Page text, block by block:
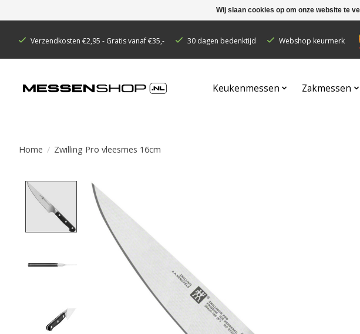
Verzendkosten €2,95 - Gratis vanaf €35,- 30 dagen bedenktijd Webshop keurmerk
Keukenmessen Zakmessen
Home / Zwilling Pro vleesmes 16cm
Product image slideshow Items
Wij slaan cookies op om onze website te